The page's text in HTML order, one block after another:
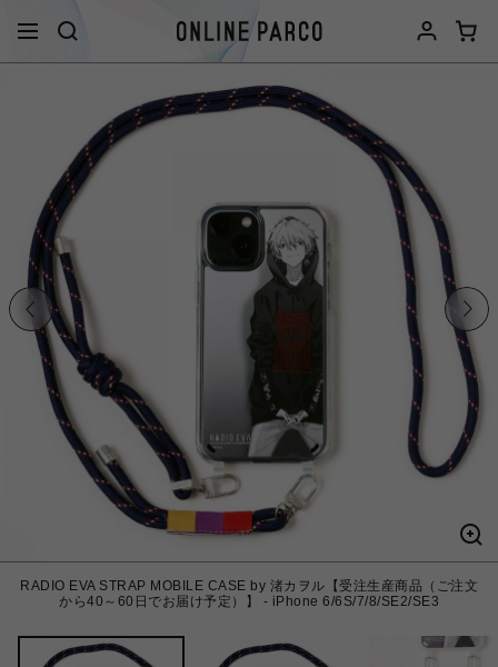
RADIO EVA STRAP MOBILE CASE by 渚カヲル【受注生産商品（ご注文
から40～60日でお届け予定）】 - iPhone 6/6S/7/8/SE2/SE3